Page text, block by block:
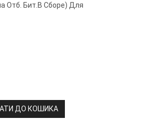
Отб. Бит.в Сборе) Для
ДО КОШИКА